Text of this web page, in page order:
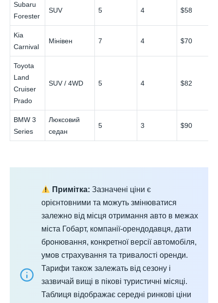
Subaru
Forester
SUV 5 4 $58
Kia
Carnival
Мінівен 7 4 $70
Toyota
Land
Cruiser
Prado
SUV / 4WD 5 4 $82
BMW 3
Series
Люксовий
седан
5 3 $90
Примітка: Зазначені ціни є
орієнтовними та можуть змінюватися
залежно від місця отримання авто в межах
міста Гобарт, компанії-орендодавця, дати
бронювання, конкретної версії автомобіля,
умов страхування та тривалості оренди.
Тарифи також залежать від сезону і
зазвичай вищі в пікові туристичні місяці.
Таблиця відображає середні ринкові ціни